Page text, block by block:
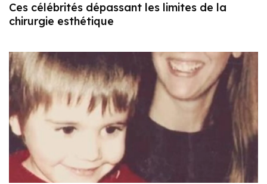
Ces célébrités dépassant les limites de la
chirurgie esthétique